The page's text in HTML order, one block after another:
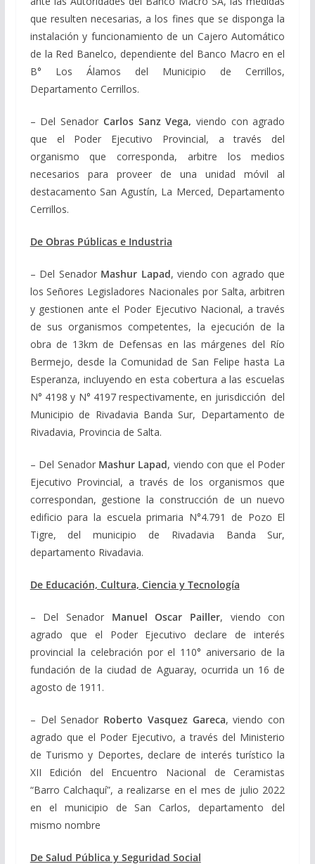
que resulten necesarias, a los fines que se disponga la
instalación y funcionamiento de un Cajero Automático
de la Red Banelco, dependiente del Banco Macro en el
B° Los Álamos del Municipio de Cerrillos,
Departamento Cerrillos.
– Del Senador Carlos Sanz Vega, viendo con agrado
que el Poder Ejecutivo Provincial, a través del
organismo que corresponda, arbitre los medios
necesarios para proveer de una unidad móvil al
destacamento San Agustín, La Merced, Departamento
Cerrillos.
De Obras Públicas e Industria
– Del Senador Mashur Lapad, viendo con agrado que
los Señores Legisladores Nacionales por Salta, arbitren
y gestionen ante el Poder Ejecutivo Nacional, a través
de sus organismos competentes, la ejecución de la
obra de 13km de Defensas en las márgenes del Río
Bermejo, desde la Comunidad de San Felipe hasta La
Esperanza, incluyendo en esta cobertura a las escuelas
N° 4198 y N° 4197 respectivamente, en jurisdicción del
Municipio de Rivadavia Banda Sur, Departamento de
Rivadavia, Provincia de Salta.
– Del Senador Mashur Lapad, viendo con que el Poder
Ejecutivo Provincial, a través de los organismos que
correspondan, gestione la construcción de un nuevo
edificio para la escuela primaria N°4.791 de Pozo El
Tigre, del municipio de Rivadavia Banda Sur,
departamento Rivadavia.
De Educación, Cultura, Ciencia y Tecnología
– Del Senador Manuel Oscar Pailler, viendo con
agrado que el Poder Ejecutivo declare de interés
provincial la celebración por el 110° aniversario de la
fundación de la ciudad de Aguaray, ocurrida un 16 de
agosto de 1911.
– Del Senador Roberto Vasquez Gareca, viendo con
agrado que el Poder Ejecutivo, a través del Ministerio
de Turismo y Deportes, declare de interés turístico la
XII Edición del Encuentro Nacional de Ceramistas
“Barro Calchaquí”, a realizarse en el mes de julio 2022
en el municipio de San Carlos, departamento del
mismo nombre
De Salud Pública y Seguridad Social